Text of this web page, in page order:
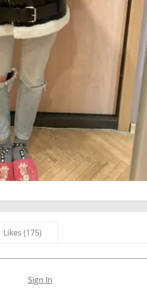
Likes (175)
Sign In